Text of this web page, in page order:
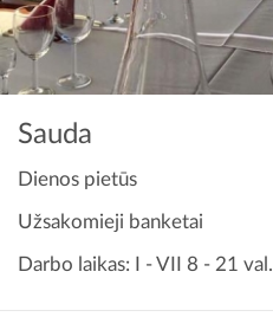
Sauda
Dienos pietūs
Užsakomieji banketai
Darbo laikas: I - VII 8 - 21 val.